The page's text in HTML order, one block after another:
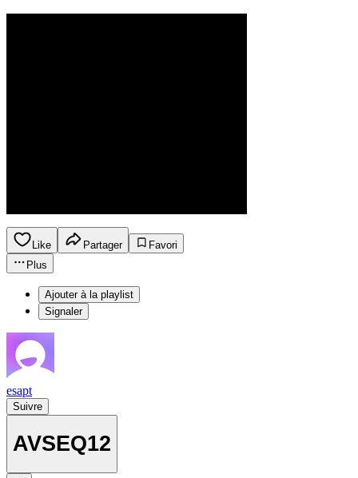
Like Partager
Favori
Plus
Ajouter à la playlist
Signaler
esapt
Suivre
AVSEQ12